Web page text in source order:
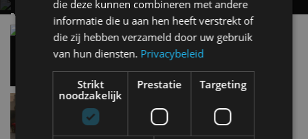
MET KORTING NAAR EV EXPERIENCE 2026?
AUTORAI REGELT HET!
EV Experience 2026 van 24 tot 26 september
Vergelijking: BMW iX3 vs Volvo EX60 – Welke
moet je hebben?
28 mei
Lamborghini Revuelto eert 60 jaar Miura met
speciale editie
die deze kunnen combineren met andere
informatie die u aan hen heeft verstrekt of
die zij hebben verzameld door uw gebruik
van hun diensten. Privacybeleid
Strikt
noodzakelijk
Prestatie Targeting